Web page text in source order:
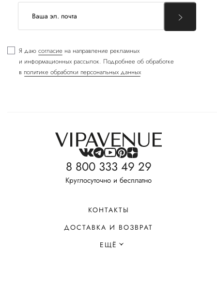
Я даю согласие на направление рекламных
и информационных рассылок. Подробнее об обработке
в политике обработки персональных данных
8 800 333 49 29
Круглосуточно и бесплатно
КОНТАКТЫ
ДОСТАВКА И ВОЗВРАТ
ЕЩЁ